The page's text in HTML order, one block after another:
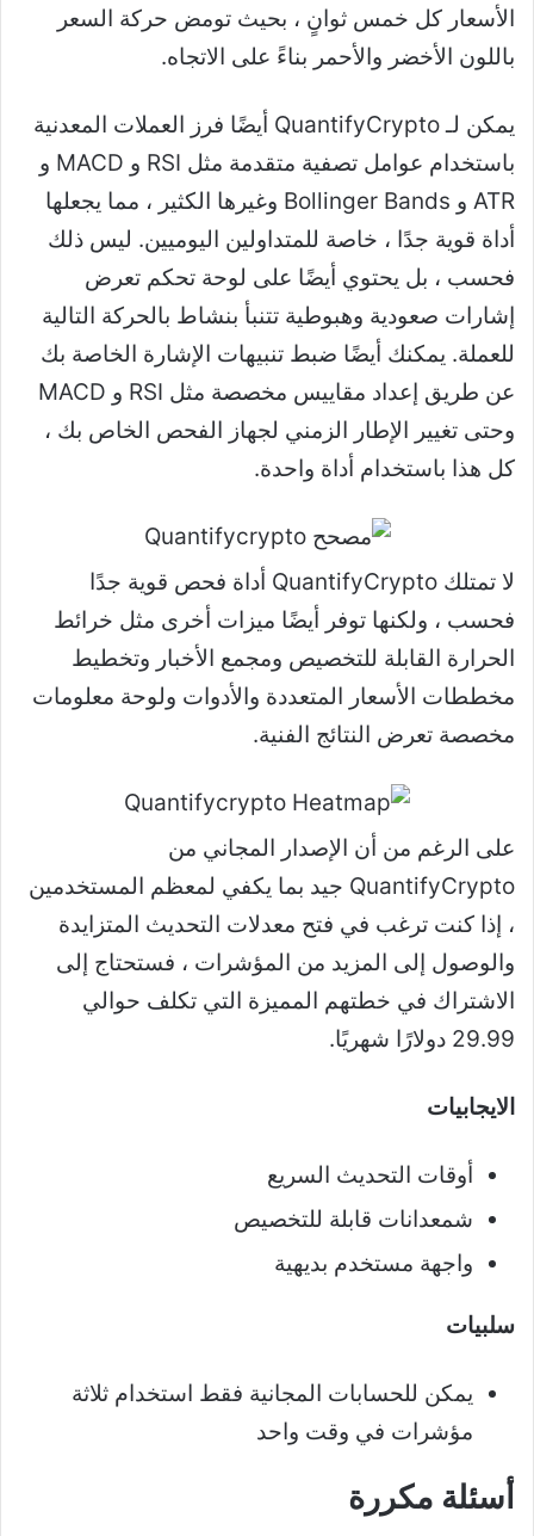
الأسعار كل خمس ثوانٍ ، بحيث تومض حركة السعر
باللون الأخضر والأحمر بناءً على الاتجاه.
يمكن لـ QuantifyCrypto أيضًا فرز العملات المعدنية
باستخدام عوامل تصفية متقدمة مثل RSI و MACD و
ATR و Bollinger Bands وغيرها الكثير ، مما يجعلها
أداة قوية جدًا ، خاصة للمتداولين اليوميين. ليس ذلك
فحسب ، بل يحتوي أيضًا على لوحة تحكم تعرض
إشارات صعودية وهبوطية تتنبأ بنشاط بالحركة التالية
للعملة. يمكنك أيضًا ضبط تنبيهات الإشارة الخاصة بك
عن طريق إعداد مقاييس مخصصة مثل RSI و MACD
وحتى تغيير الإطار الزمني لجهاز الفحص الخاص بك ،
كل هذا باستخدام أداة واحدة.
لا تمتلك QuantifyCrypto أداة فحص قوية جدًا
فحسب ، ولكنها توفر أيضًا ميزات أخرى مثل خرائط
الحرارة القابلة للتخصيص ومجمع الأخبار وتخطيط
مخططات الأسعار المتعددة والأدوات ولوحة معلومات
مخصصة تعرض النتائج الفنية.
على الرغم من أن الإصدار المجاني من
QuantifyCrypto جيد بما يكفي لمعظم المستخدمين
، إذا كنت ترغب في فتح معدلات التحديث المتزايدة
والوصول إلى المزيد من المؤشرات ، فستحتاج إلى
الاشتراك في خطتهم المميزة التي تكلف حوالي
29.99 دولارًا شهريًا.
الايجابيات
أوقات التحديث السريع
شمعدانات قابلة للتخصيص
واجهة مستخدم بديهية
سلبيات
يمكن للحسابات المجانية فقط استخدام ثلاثة
مؤشرات في وقت واحد
أسئلة مكررة